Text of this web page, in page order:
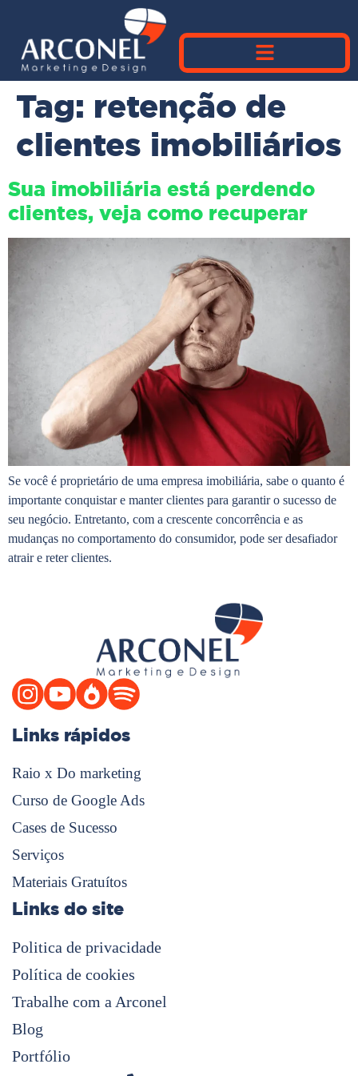
Tag: retenção de
clientes imobiliários
Sua imobiliária está perdendo
clientes, veja como recuperar
Se você é proprietário de uma empresa imobiliária, sabe o quanto é
importante conquistar e manter clientes para garantir o sucesso de
seu negócio. Entretanto, com a crescente concorrência e as
mudanças no comportamento do consumidor, pode ser desafiador
atrair e reter clientes.
Links rápidos
Raio x Do marketing
Curso de Google Ads
Cases de Sucesso
Serviços
Materiais Gratuítos
Links do site
Politica de privacidade
Política de cookies
Trabalhe com a Arconel
Blog
Portfólio